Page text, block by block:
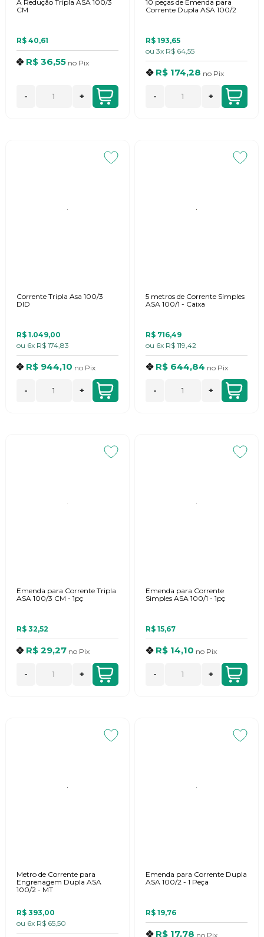
A Redução Tripla ASA 100/3
CM
R$ 40,61
R$ 36,55 no Pix
- +
10 peças de Emenda para
Corrente Dupla ASA 100/2
R$ 193,65
ou 3x R$ 64,55
R$ 174,28 no Pix
- +
Corrente Tripla Asa 100/3
DID
R$ 1.049,00
ou 6x R$ 174,83
R$ 944,10 no Pix
- +
5 metros de Corrente Simples
ASA 100/1 - Caixa
R$ 716,49
ou 6x R$ 119,42
R$ 644,84 no Pix
- +
Emenda para Corrente Tripla
ASA 100/3 CM - 1pç
R$ 32,52
R$ 29,27 no Pix
- +
Emenda para Corrente
Simples ASA 100/1 - 1pç
R$ 15,67
R$ 14,10 no Pix
- +
Metro de Corrente para
Engrenagem Dupla ASA
100/2 - MT
R$ 393,00
ou 6x R$ 65,50
Emenda para Corrente Dupla
ASA 100/2 - 1 Peça
R$ 19,76
R$ 17,78 no Pix